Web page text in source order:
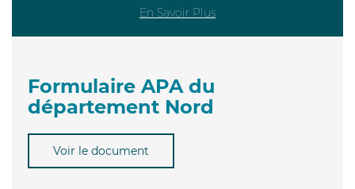
En Savoir Plus
Formulaire APA du
département Nord
Voir le document